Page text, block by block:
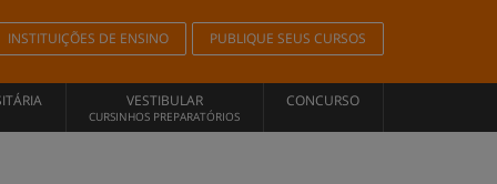
INSTITUIÇÕES DE ENSINO PUBLIQUE SEUS CURSOS
VESTIBULAR
CURSINHOS PREPARATÓRIOS
CONCURSO